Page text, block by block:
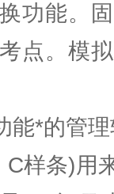
功能。
点。模
能*的管
样条)用